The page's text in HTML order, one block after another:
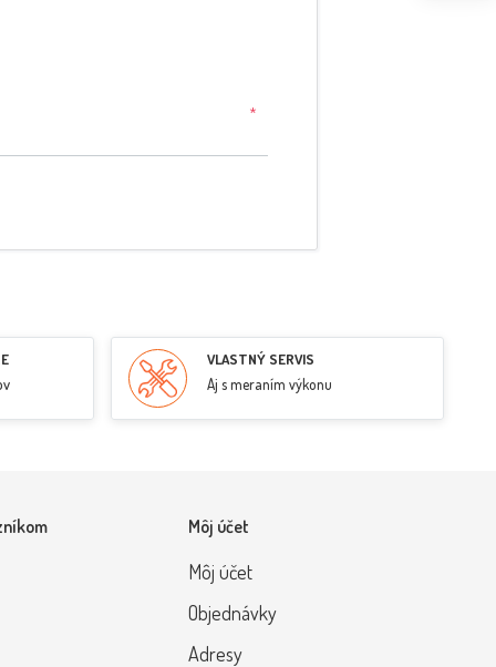
*
VLASTNÝ SERVIS
Aj s meraním výkonu
Môj účet
Môj účet
Objednávky
Adresy